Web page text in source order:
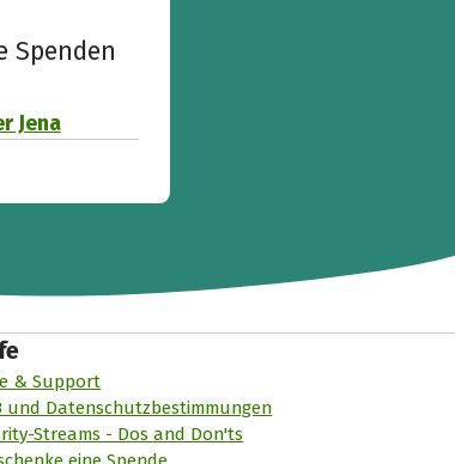
Spenden
Jena
& Support
und Datenschutzbestimmungen
Streams - Dos and Don'ts